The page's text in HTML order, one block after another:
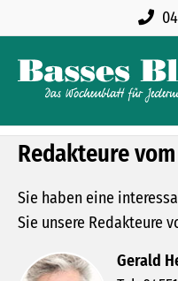
Redakteure
Sie haben eine
Sie unsere Redakteure
Gerald